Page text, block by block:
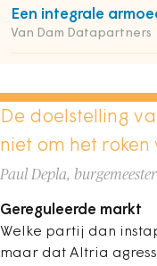
Een integrale
Van Dam Datapartners
De doelstelling
niet om het roken
Paul Depla,
Gereguleerde markt
Welke partij dan
maar dat Altria